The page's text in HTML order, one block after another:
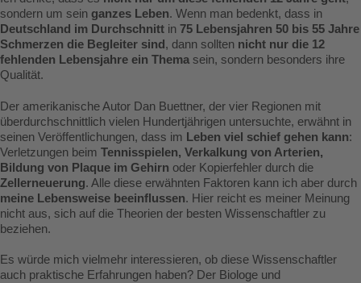
sondern um sein ganzes Leben. Wenn man bedenkt, dass in
Deutschland im Durchschnitt in 75 Lebensjahren 50 bis 55 Jahre
Schmerzen die Begleiter sind , dann sollten nicht nur die 12
fehlenden Lebensjahre ein Themasein, sondern besonders ihre
Qualität.
Der amerikanische Autor Dan Buettner, der vier Regionen mit
überdurchschnittlich vielen Hundertjährigen untersuchte, erwähnt in
seinen Veröffentlichungen, dass im Leben viel schief gehen kann:
Verletzungen beim Tennisspielen, Verkalkung von Arterien,
Bildung von Plaque im Gehirn oder Kopierfehler durch die
Zellerneuerung. Alle diese erwähnten Faktoren kann ich aber durch
meine Lebensweise beeinflussen. Hier reicht es meiner Meinung
nicht aus, sich auf die Theorien der besten Wissenschaftler zu
beziehen.
Es würde mich vielmehr interessieren, ob diese Wissenschaftler
auch praktische Erfahrungen haben? Der Biologe und